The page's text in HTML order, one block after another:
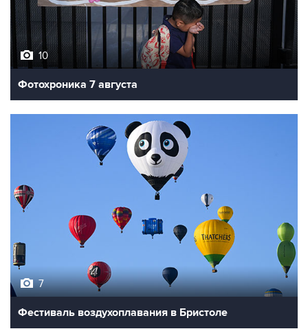
10
Фотохроника 7 августа
Фестиваль воздухоплавания в Бристоле